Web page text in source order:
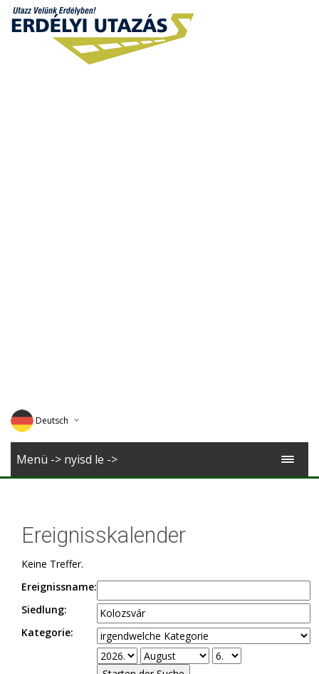
Deutsch
English
Menü -> nyisd le ->
Ereignisskalender
Keine Treffer.
Ereignissname:
Siedlung:
Kategorie: